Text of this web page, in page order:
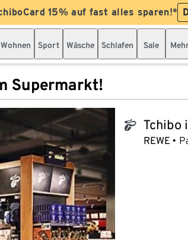
15% auf fast alles sparen!*
Wohnen Sport Wäsche Schlafen Sale
Supermarkt!
tchibo_logo Tchibo
REWE